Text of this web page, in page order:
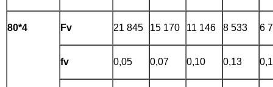
80*4 Fv 21 845 15 170 11 146 8 533 6
fv 0,05 0,07 0,10 0,13